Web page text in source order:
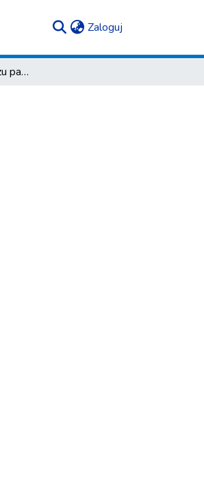
Zaloguj
Telemedycyna w obliczu pandemii COVID-19 – zalety i wady